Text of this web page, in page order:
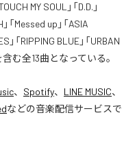
MY SOUL」「D.D.」
「Messed up」「ASIA
」「RIPPING BLUE」「URBAN
を含む全13曲となっている。
、 Spotify、 LINE MUSIC、
などの音楽配信サービスで